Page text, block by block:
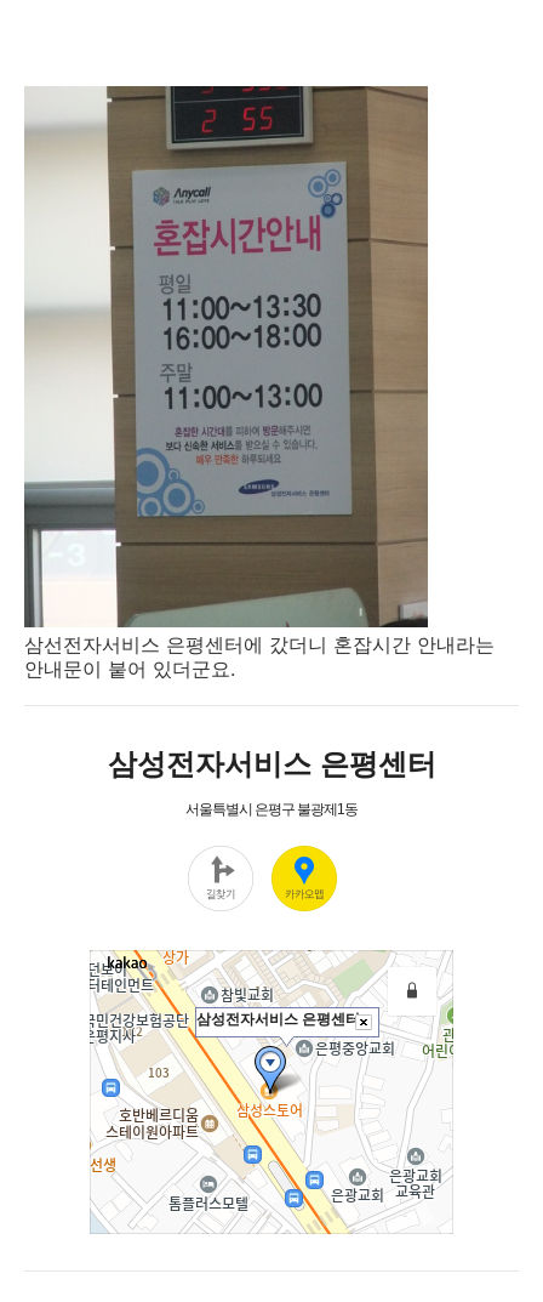
삼선전자서비스 은평센터에 갔더니 혼잡시간 안내라는
안내문이 붙어 있더군요.